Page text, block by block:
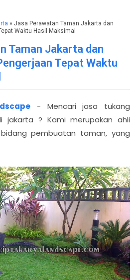
» Jasa Perawatan Taman Jakarta dan
Waktu Hasil Maksimal
Taman Jakarta dan
Tepat Waktu
- Mencari jasa tukang
jakarta ? Kami merupakan ahli
pembuatan taman, yang